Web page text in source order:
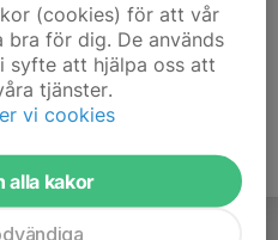
(cookies) för att vår
för dig. De används
syfte att hjälpa oss att
tjänster.
vi cookies
alla kakor